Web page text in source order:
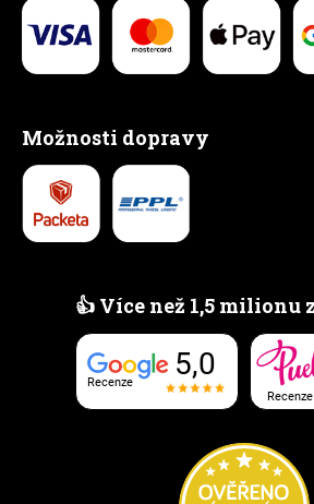
Možnosti dopravy
👍 Více než 1,5 milionu
Recenze
5,0
Recenze